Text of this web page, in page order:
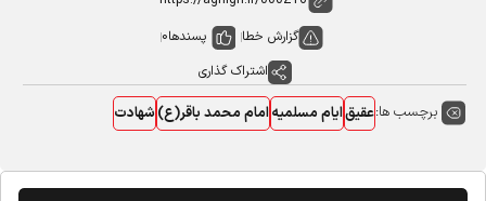
گزارش خطا پسندها0
اشتراک گذاری
برچسب ها:عقیقایام مسلمیهامام محمد باقر(ع)شهادت